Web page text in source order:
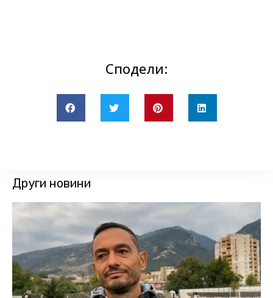
Сподели:
Други новини